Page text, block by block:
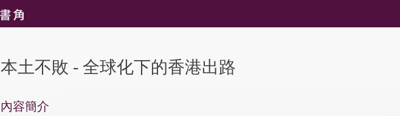
本土不敗 - 全球化下的香港出路
內容簡介